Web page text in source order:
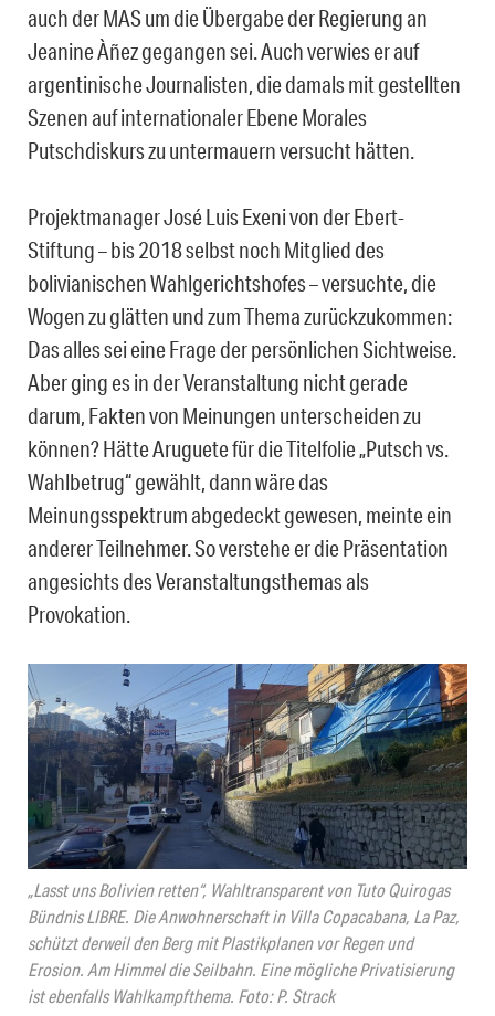
auch der MAS um die Übergabe der Regierung an
Jeanine Àñez gegangen sei. Auch verwies er auf
argentinische Journalisten, die damals mit gestellten
Szenen auf internationaler Ebene Morales
Putschdiskurs zu untermauern versucht hätten.
Projektmanager José Luis Exeni von der Ebert-
Stiftung – bis 2018 selbst noch Mitglied des
bolivianischen Wahlgerichtshofes – versuchte, die
Wogen zu glätten und zum Thema zurückzukommen:
Das alles sei eine Frage der persönlichen Sichtweise.
Aber ging es in der Veranstaltung nicht gerade
darum, Fakten von Meinungen unterscheiden zu
können? Hätte Aruguete für die Titelfolie „Putsch vs.
Wahlbetrug“ gewählt, dann wäre das
Meinungsspektrum abgedeckt gewesen, meinte ein
anderer Teilnehmer. So verstehe er die Präsentation
angesichts des Veranstaltungsthemas als
Provokation.
„Lasst uns Bolivien retten“, Wahltransparent von Tuto Quirogas
Bündnis LIBRE. Die Anwohnerschaft in Villa Copacabana, La Paz,
schützt derweil den Berg mit Plastikplanen vor Regen und
Erosion. Am Himmel die Seilbahn. Eine mögliche Privatisierung
ist ebenfalls Wahlkampfthema. Foto: P. Strack